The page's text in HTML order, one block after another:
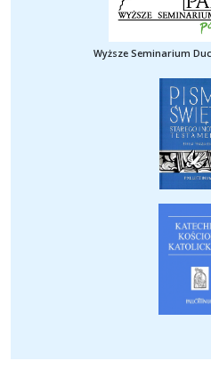
Wyższe Seminarium